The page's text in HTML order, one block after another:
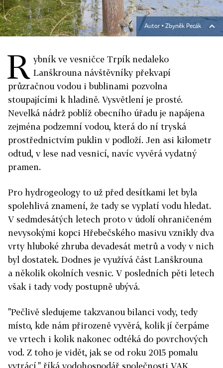
Autor ▪ Zbyněk Pecák
R ybník ve vesničce Trpík nedaleko
Lanškrouna návštěvníky překvapí
průzračnou vodou i bublinami pozvolna
stoupajícími k hladině. Vysvětlení je prosté.
Nevelká nádrž poblíž obecního úřadu je napájena
zejména podzemní vodou, která do ní tryská
prostřednictvím puklin v podloží. Jen asi kilometr
odtud, v lese nad vesnicí, navíc vyvěrá vydatný
pramen.
Pro hydrogeology to už před desítkami let byla
spolehlivá znamení, že tady se vyplatí vodu hledat.
V sedmdesátých letech proto v údolí ohraničeném
nevysokými kopci Hřebečského masivu vznikly dva
vrty hluboké zhruba devadesát metrů a vody v nich
byl dostatek. Dodnes je využívá část Lanškrouna
a několik okolních vesnic. V posledních pěti letech
však i tady vody postupně ubývá.
"Pečlivě sledujeme takzvanou bilanci vody, tedy
místo, kde nám přirozeně vyvěrá, kolik jí čerpáme
ve vrtech i kolik nakonec odtéká do povrchových
vod. Z toho je vidět, jak se od roku 2015 pomalu
vytrácí," říká vodohospodář společnosti VAK